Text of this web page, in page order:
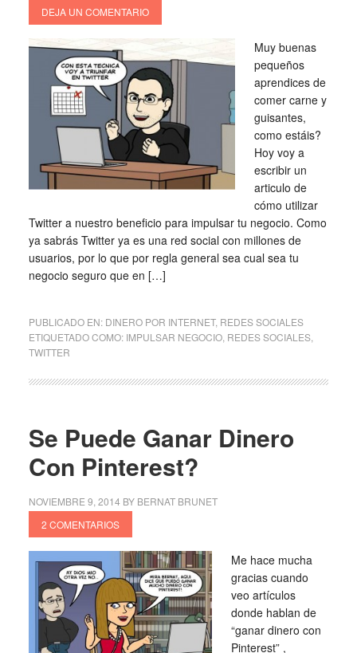
DEJA UN COMENTARIO
Muy buenas
pequeños
aprendices de
comer carne y
guisantes,
como estáis?
Hoy voy a
escribir un
articulo de
cómo utilizar
Twitter a nuestro beneficio para impulsar tu negocio. Como
ya sabrás Twitter ya es una red social con millones de
usuarios, por lo que por regla general sea cual sea tu
negocio seguro que en […]
PUBLICADO EN: DINERO POR INTERNET, REDES SOCIALES
ETIQUETADO COMO: IMPULSAR NEGOCIO, REDES SOCIALES,
TWITTER
Se Puede Ganar Dinero
Con Pinterest?
NOVIEMBRE 9, 2014 BY BERNAT BRUNET
2 COMENTARIOS
Me hace mucha
gracias cuando
veo artículos
donde hablan de
“ganar dinero con
Pinterest” ,